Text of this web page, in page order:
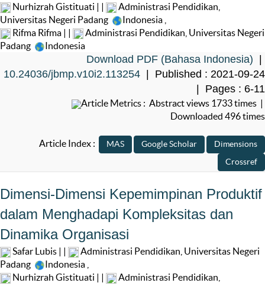
Nurhizrah Gistituati | |
Administrasi Pendidikan,
Universitas Negeri Padang
Indonesia
Rifma Rifma | |
Administrasi Pendidikan, Universitas Negeri
Padang
Indonesia
Download PDF (Bahasa Indonesia) |
10.24036/jbmp.v10i2.113254 | Published : 2021-09-24
| Pages : 6-11
Article Metrics : Abstract views 1733 times |
Downloaded 496 times
Article Index :
Dimensi-Dimensi Kepemimpinan Produktif
dalam Menghadapi Kompleksitas dan
Dinamika Organisasi
Safar Lubis | |
Administrasi Pendidikan, Universitas Negeri
Padang
Indonesia
Nurhizrah Gistituati | |
Administrasi Pendidikan,